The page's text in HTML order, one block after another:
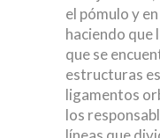
el pómulo y
haciendo que
que se
estructuras
ligamentos
los